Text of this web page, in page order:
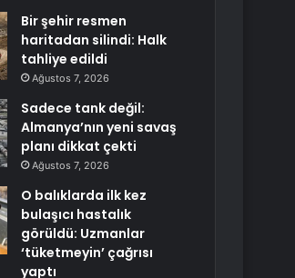
Bir şehir resmen
haritadan silindi: Halk
tahliye edildi
Ağustos 7, 2026
Sadece tank değil:
Almanya’nın yeni savaş
planı dikkat çekti
Ağustos 7, 2026
O balıklarda ilk kez
bulaşıcı hastalık
görüldü: Uzmanlar
‘tüketmeyin’ çağrısı
yaptı